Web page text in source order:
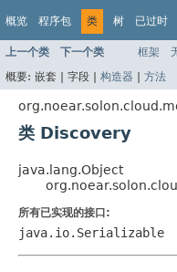
概览 程序包 类 树 已过时
上一个类 下一个类 框架
概要: 嵌套 | 字段 | 构造器 | 方法
类 Discovery
java.lang.Object
所有已实现的接口:
java.io.Serializable